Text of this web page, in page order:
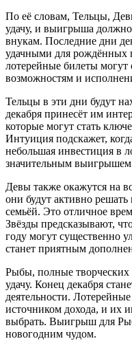
По её словам, Тельцы,
удачу, и выигрыша
внукам. Последние дни
удачными для рождённых
лотерейные билеты
возможностям и
Тельцы в эти дни будут
декабря принесёт им
которые могут стать
Интуиция подскажет,
небольшая инвестиция в
значительным
Девы также окажутся на
они будут активно
семьёй. Это отличное
Звёзды предсказывают,
году могут существенно
станет приятным
Рыбы, полные творческих
удачу. Конец декабря
деятельности.
источником дохода, и их
выбрать. Выигрыш для
новогодним чудом.